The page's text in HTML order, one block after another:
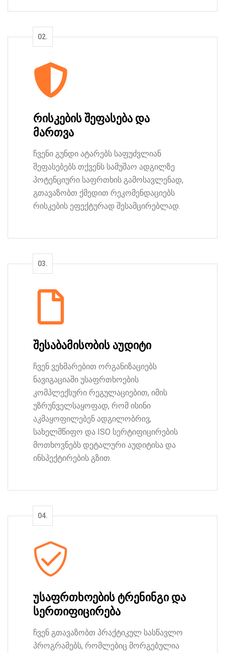
რისკების შეფასება და
მართვა
ჩვენი გუნდი ატარებს საფუძვლიან
შეფასებებს თქვენს სამუშაო ადგილზე
პოტენციური საფრთხის გამოსავლენად,
გთავაზობთ ქმედით რეკომენდაციებს
რისკების ეფექტურად შესამცირებლად.
შესაბამისობის აუდიტი
ჩვენ ვეხმარებით ორგანიზაციებს
ნავიგაციაში უსაფრთხოების
კომპლექსური რეგულაციებით, იმის
უზრუნველსაყოფად, რომ ისინი
აკმაყოფილებენ ადგილობრივ,
სახელმწიფო და ISO სერტიფიცირების
მოთხოვნებს დეტალური აუდიტისა და
ინსპექტირების გზით.
უსაფრთხოების ტრენინგი და
სერთიფიცირება
ჩვენ გთავაზობთ პრაქტიკულ სასწავლო
პროგრამებს, რომლებიც მორგებულია